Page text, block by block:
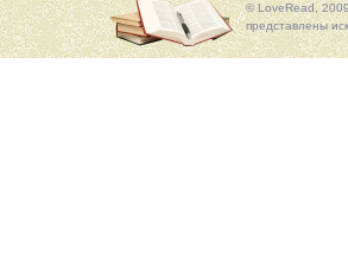
© LoveRead,
представлены